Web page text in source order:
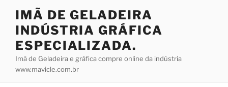
conteúdo
IMÃ DE GELADEIRA
INDÚSTRIA GRÁFICA
ESPECIALIZADA.
Imã de Geladeira e gráfica compre online da indústria
www.mavicle.com.br